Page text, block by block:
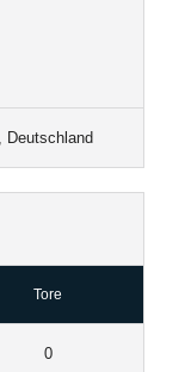
Deutschland
Tore
0